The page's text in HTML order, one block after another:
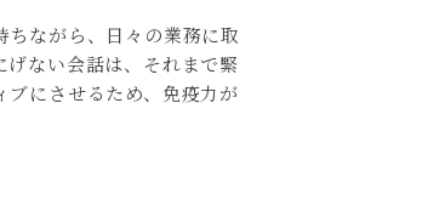
ながら、日々の業務に取
ない会話は、それまで緊
にさせるため、免疫力が